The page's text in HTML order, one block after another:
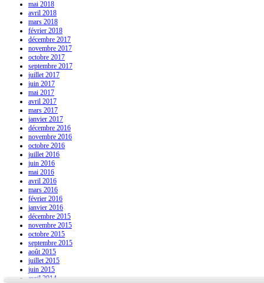
mai 2018
avril 2018
mars 2018
février 2018
décembre 2017
novembre 2017
octobre 2017
septembre 2017
juillet 2017
juin 2017
mai 2017
avril 2017
mars 2017
janvier 2017
décembre 2016
novembre 2016
octobre 2016
juillet 2016
juin 2016
mai 2016
avril 2016
mars 2016
février 2016
janvier 2016
décembre 2015
novembre 2015
octobre 2015
septembre 2015
août 2015
juillet 2015
juin 2015
avril 2014